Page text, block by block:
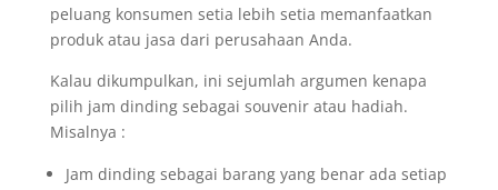
peluang konsumen setia lebih setia memanfaatkan
produk atau jasa dari perusahaan Anda.
Kalau dikumpulkan, ini sejumlah argumen kenapa
pilih jam dinding sebagai souvenir atau hadiah.
Misalnya :
Jam dinding sebagai barang yang benar ada setiap